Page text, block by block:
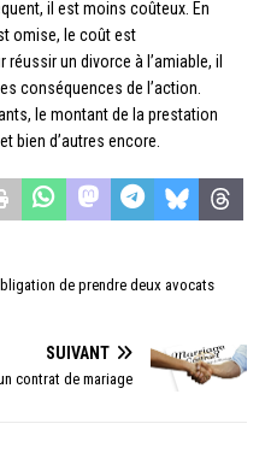
il est moins coûteux. En
omise, le coût est
un divorce à l’amiable, il
conséquences de l’action.
le montant de la prestation
bien d’autres encore.
de prendre deux avocats
SUIVANT
contrat de mariage